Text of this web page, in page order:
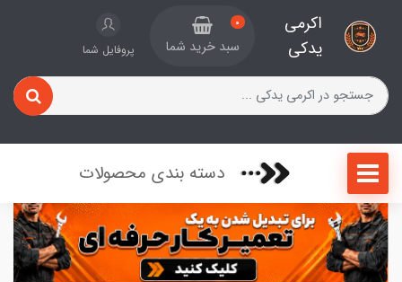
اکرمی
یدکی
0
سبد خرید شما پروفایل شما
دسته بندی محصولات